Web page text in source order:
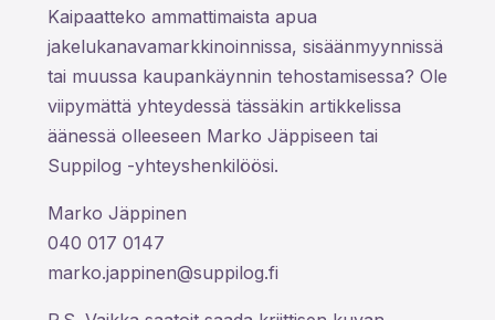
Kaipaatteko ammattimaista apua
jakelukanavamarkkinoinnissa, sisäänmyynnissä
tai muussa kaupankäynnin tehostamisessa? Ole
viipymättä yhteydessä tässäkin artikkelissa
äänessä olleeseen Marko Jäppiseen tai
Suppilog -yhteyshenkilöösi.
Marko Jäppinen
040 017 0147
marko.jappinen@suppilog.fi